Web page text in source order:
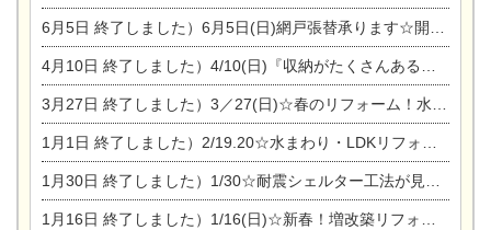
6月5日 終了しました）6月5日(日)網戸張替承ります☆開催！
4月10日 終了しました）4/10(日)『収納がたくさんあるおうち現場見学会』
3月27日 終了しました）3／27(日)☆春のリフォーム！水まわりLDKリフォーム相談会&今がチャンス！エアコン相談会
1月1日 終了しました）2/19.20☆水まわり・LDKリフォーム相談会＆エアコン相談会
1月30日 終了しました）1/30☆耐震シェルター工法が見れる完成見学会
1月16日 終了しました）1/16(日)☆新春！増改築リフォーム&家の修理まつり